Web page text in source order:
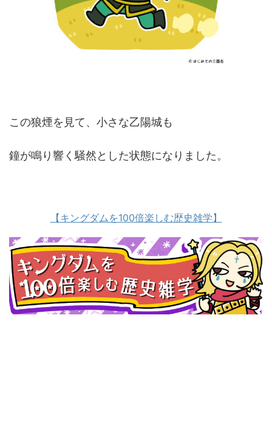
この狼煙を見て、小さな乙陽城も
鐘が鳴り響く騒然とした状態になりました。
【キングダムを100倍楽しむ歴史雑学】